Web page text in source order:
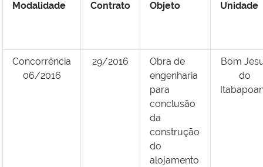
Modalidade Contrato Objeto Unidade
Concorrência
06/2016
29/2016
Obra de
engenharia
para
conclusão
da
construção
do
alojamento
Bom
do